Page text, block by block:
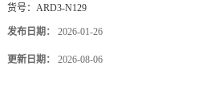
货号： ARD3-N129
发布日期： 2026-01-26
更新日期： 2026-08-06